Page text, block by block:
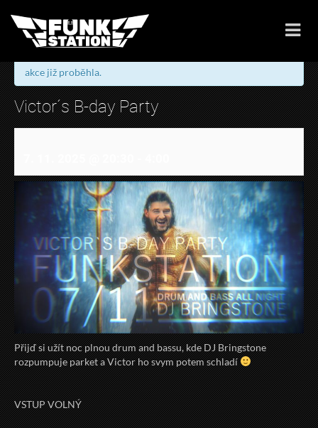
« Všechny Akce
akce již proběhla.
Victor´s B-day Party
Přijď si užít noc plnou drum and bassu, kde DJ Bringstone
rozpumpuje parket a Victor ho svym potem schladí
VSTUP VOLNÝ